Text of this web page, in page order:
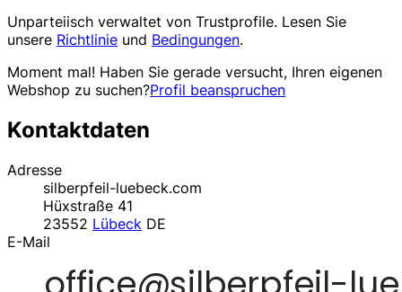
Unparteiisch verwaltet von Trustprofile. Lesen Sie
unsere Richtlinie und Bedingungen.
Moment mal! Haben Sie gerade versucht, Ihren eigenen
Webshop zu suchen?Profil beanspruchen
Kontaktdaten
Adresse
silberpfeil-luebeck.com
Hüxstraße 41
23552 Lübeck DE
E-Mail